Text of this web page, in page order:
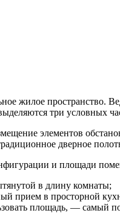
жилое
три условных
элементов
дверное
и площади
в длину комнаты;
прием в просторной
площадь, — самый